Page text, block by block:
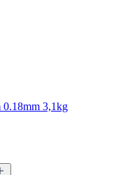
3,1kg